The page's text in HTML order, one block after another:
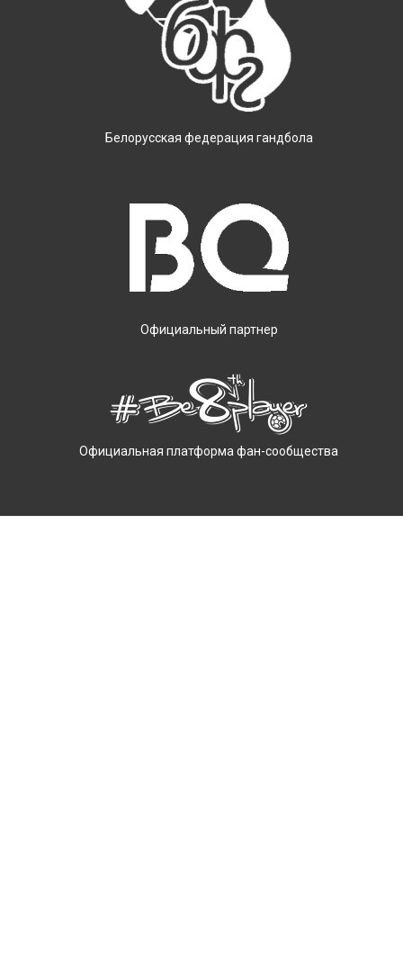
Белорусская федерация гандбола
Официальный партнер
Официальная платформа фан-сообщества